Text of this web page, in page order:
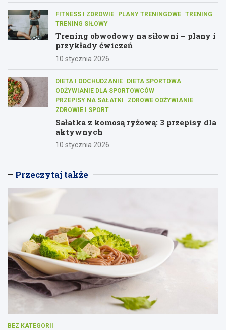
FITNESS I ZDROWIE PLANY TRENINGOWE TRENING
TRENING SIŁOWY
Trening obwodowy na siłowni – plany i
przykłady ćwiczeń
10 stycznia 2026
DIETA I ODCHUDZANIE
DIETA SPORTOWA
ODŻYWIANIE DLA SPORTOWCÓW
PRZEPISY NA SAŁATKI
ZDROWE ODŻYWIANIE
ZDROWIE I SPORT
Sałatka z komosą ryżową: 3 przepisy dla
aktywnych
10 stycznia 2026
Przeczytaj także
BEZ KATEGORII